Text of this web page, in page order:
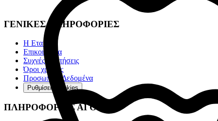
ΓΕΝΙΚΕΣ ΠΛΗΡΟΦΟΡΙΕΣ
Η Εταιρία
Επικοινωνία
Συχνές ερωτήσεις
Όροι χρήσης
Προσωπικά Δεδομένα
Ρυθμίσεις cookies
ΠΛΗΡΟΦΟΡΙΕΣ ΑΓΟΡΩΝ